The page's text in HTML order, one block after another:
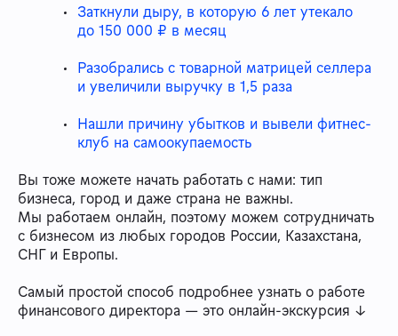
Заткнули дыру, в которую 6 лет утекало
до 150 000 ₽ в месяц
Разобрались с товарной матрицей селлера
и увеличили выручку в 1,5 раза
Нашли причину убытков и вывели фитнес-
клуб на самоокупаемость
Вы тоже можете начать работать с нами: тип
бизнеса, город и даже страна не важны.
Мы работаем онлайн, поэтому можем сотрудничать
с бизнесом из любых городов России, Казахстана,
СНГ и Европы.
Самый простой способ подробнее узнать о работе
финансового директора — это онлайн-экскурсия ↓